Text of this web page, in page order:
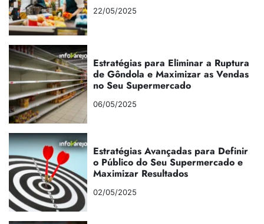
22/05/2025
Estratégias para Eliminar a Ruptura
de Gôndola e Maximizar as Vendas
no Seu Supermercado
06/05/2025
Estratégias Avançadas para Definir
o Público do Seu Supermercado e
Maximizar Resultados
02/05/2025